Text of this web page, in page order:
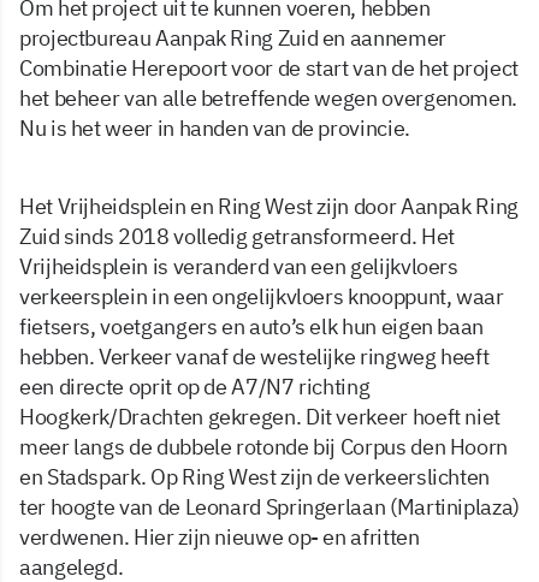
Om het project uit te kunnen voeren, hebben
projectbureau Aanpak Ring Zuid en aannemer
Combinatie Herepoort voor de start van de het project
het beheer van alle betreffende wegen overgenomen.
Nu is het weer in handen van de provincie.
Het Vrijheidsplein en Ring West zijn door Aanpak Ring
Zuid sinds 2018 volledig getransformeerd. Het
Vrijheidsplein is veranderd van een gelijkvloers
verkeersplein in een ongelijkvloers knooppunt, waar
fietsers, voetgangers en auto’s elk hun eigen baan
hebben. Verkeer vanaf de westelijke ringweg heeft
een directe oprit op de A7/N7 richting
Hoogkerk/Drachten gekregen. Dit verkeer hoeft niet
meer langs de dubbele rotonde bij Corpus den Hoorn
en Stadspark. Op Ring West zijn de verkeerslichten
ter hoogte van de Leonard Springerlaan (Martiniplaza)
verdwenen. Hier zijn nieuwe op- en afritten
aangelegd.